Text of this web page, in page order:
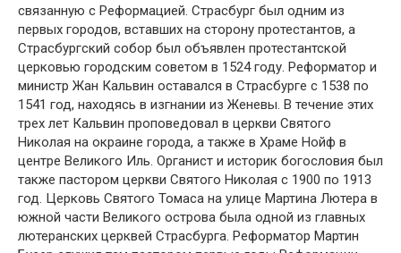
связанную с Реформацией. Страсбург был одним из
первых городов, вставших на сторону протестантов, а
Страсбургский собор был объявлен протестантской
церковью городским советом в 1524 году. Реформатор и
министр Жан Кальвин оставался в Страсбурге с 1538 по
1541 год, находясь в изгнании из Женевы. В течение этих
трех лет Кальвин проповедовал в церкви Святого
Николая на окраине города, а также в Храме Нойф в
центре Великого Иль. Органист и историк богословия был
также пастором церкви Святого Николая с 1900 по 1913
год. Церковь Святого Томаса на улице Мартина Лютера в
южной части Великого острова была одной из главных
лютеранских церквей Страсбурга. Реформатор Мартин